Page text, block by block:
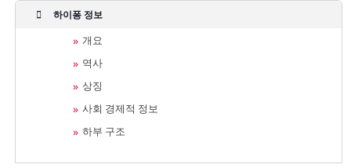
하이퐁 정보
개요
역사
상징
사회 경제적 정보
하부 구조